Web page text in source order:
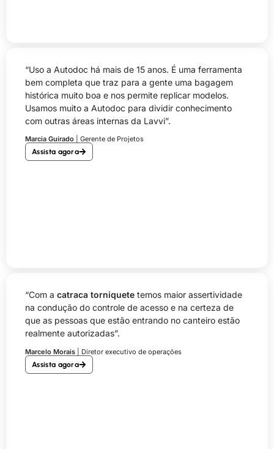
“Uso a Autodoc há mais de 15 anos. É uma ferramenta
bem completa que traz para a gente uma bagagem
histórica muito boa e nos permite replicar modelos.
Usamos muito a Autodoc para dividir conhecimento
com outras áreas internas da Lavvi”.
Marcia Guirado | Gerente de Projetos
Assista agora
“Com a catraca torniquete temos maior assertividade
na condução do controle de acesso e na certeza de
que as pessoas que estão entrando no canteiro estão
realmente autorizadas”.
Marcelo Morais | Diretor executivo de operações
Assista agora